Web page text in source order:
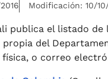
Modificación: 10/
publica el listado
del
o correo